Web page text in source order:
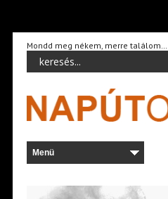
Mondd meg nékem, merre találom…